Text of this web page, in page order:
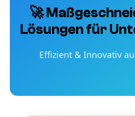
🚀
Lösungen für
Effizient & Innovativ